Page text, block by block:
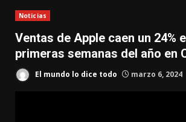
Noticias
Ventas de Apple caen un 24%
primeras semanas del año en
El mundo lo dice todo marzo 6, 2024